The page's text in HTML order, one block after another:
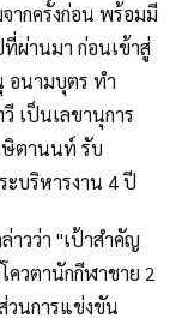
ากครั้งก่อน พร้อมมี
ที่ผ่านมา ก่อนเข้าสู่
อนามบุตร ทำ
เป็นเลขานุการ
ษิตานนท์ รับ
บริหารงาน 4 ปี
วว่า "เป้าสำคัญ
ควตานักกีฬาชาย 2
วนการแข่งขัน